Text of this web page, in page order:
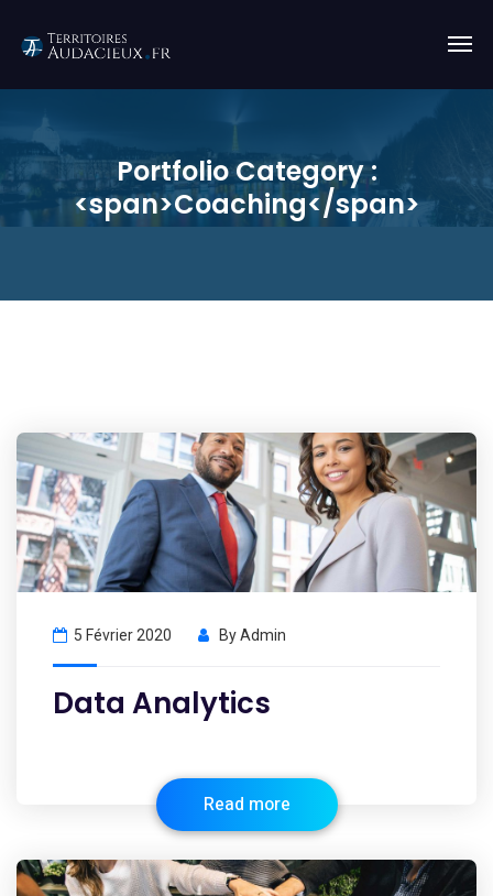
Portfolio Category :
<span>Coaching</span>
5 Février 2020 ByAdmin
Data Analytics
Read more